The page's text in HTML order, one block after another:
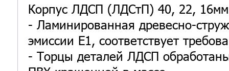
Корпус ЛДСП (ЛДСтП) 40, 22,
- Ламинированная древесно-
эмиссии Е1, соответствует
- Торцы деталей ЛДСП